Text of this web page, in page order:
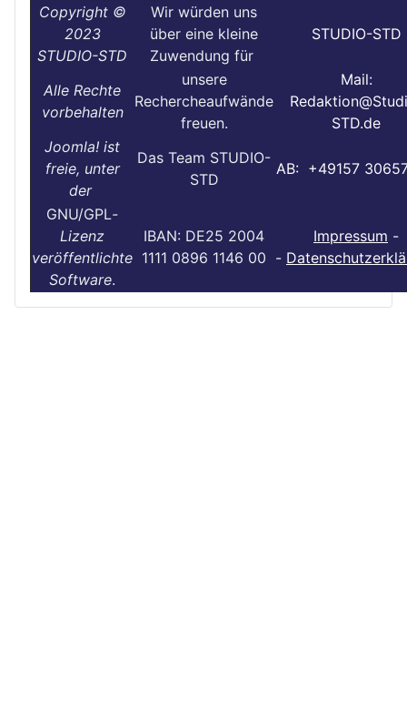
Copyright ©
2023
STUDIO-STD
Wir würden uns
über eine kleine
Zuwendung für
STUDIO-STD
Alle Rechte
vorbehalten
unsere
Rechercheaufwände
freuen.
Mail:
STD.de
Joomla! ist
freie, unter
der
Das Team STUDIO-
STD
AB: +49157
GNU/GPL-
Lizenz
veröffentlichte
Software.
IBAN: DE25 2004
1111 0896 1146 00
Impressum -
-